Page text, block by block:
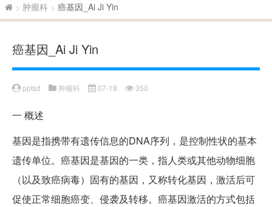
> 肿瘤科 > 癌基因_Ai Ji Yin
癌基因_Ai Ji Yin
pptsd 肿瘤科 07-18 350
一 概述
基因是指携带有遗传信息的DNA序列，是控制性状的基本
遗传单位。癌基因是基因的一类，指人类或其他动物细胞
（以及致癌病毒）固有的基因，又称转化基因，激活后可
促使正常细胞癌变、侵袭及转移。癌基因激活的方式包括